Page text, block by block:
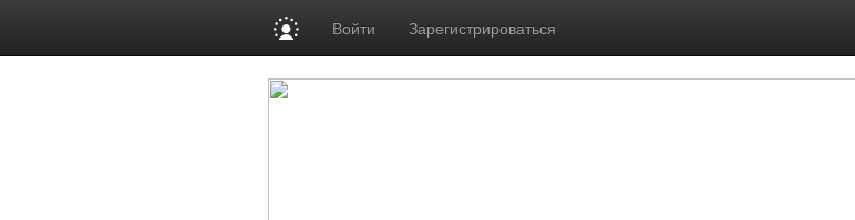
Войти Зарегистрироваться